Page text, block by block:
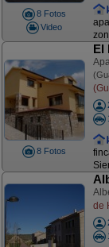
8 Fotos
Video
8 Fotos
El
de